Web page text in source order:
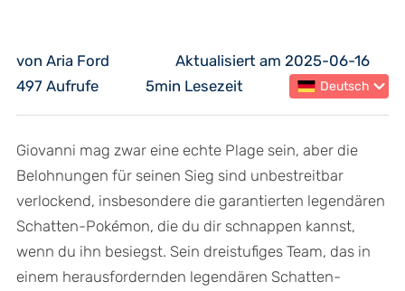
von Aria Ford
Aktualisiert am 2025-06-16
497 Aufrufe
5min Lesezeit Deutsch
Giovanni mag zwar eine echte Plage sein, aber die
Belohnungen für seinen Sieg sind unbestreitbar
verlockend, insbesondere die garantierten legendären
Schatten-Pokémon, die du dir schnappen kannst,
wenn du ihn besiegst. Sein dreistufiges Team, das in
einem herausfordernden legendären Schatten-